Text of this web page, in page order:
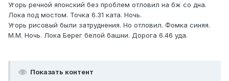
Угорь речной японский без проблем отловил на бж со дна.
Лока под мостом. Точка 6.31 ката. Ночь.
Угорь рисовый были затруднения. Но отловил. Фомка синяя.
М.М. Ночь. Лока Берег белой башни. Дорога 6.46 уда.
Показать контент